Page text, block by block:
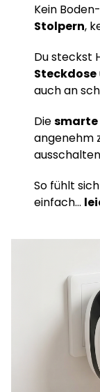
Kein
Stolpern,
Du steckst
Steckdose
auch an
Die
angenehm
So fühlt
einfach…